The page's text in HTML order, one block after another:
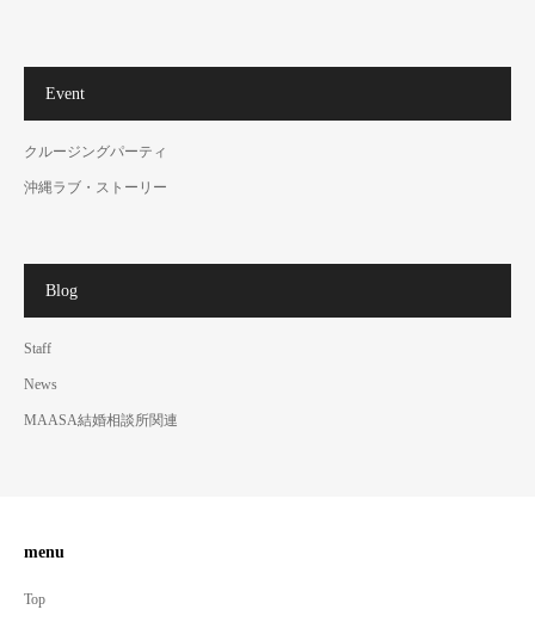
Event
クルージングパーティ
沖縄ラブ・ストーリー
Blog
Staff
News
MAASA結婚相談所関連
menu
Top